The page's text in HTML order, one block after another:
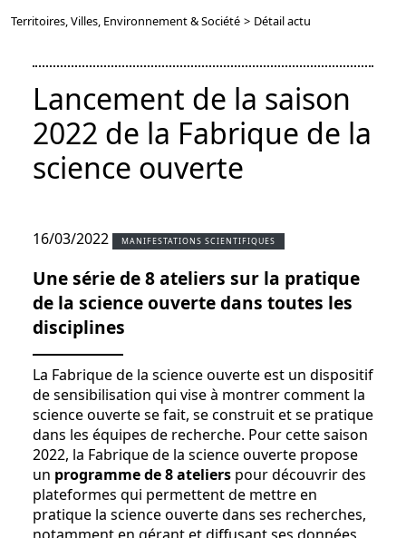
Territoires, Villes, Environnement & Société > Détail actu
Lancement de la saison
2022 de la Fabrique de la
science ouverte
16/03/2022 MANIFESTATIONS SCIENTIFIQUES
Une série de 8 ateliers sur la pratique
de la science ouverte dans toutes les
disciplines
La Fabrique de la science ouverte est un dispositif
de sensibilisation qui vise à montrer comment la
science ouverte se fait, se construit et se pratique
dans les équipes de recherche. Pour cette saison
2022, la Fabrique de la science ouverte propose
un programme de 8 ateliers pour découvrir des
plateformes qui permettent de mettre en
pratique la science ouverte dans ses recherches,